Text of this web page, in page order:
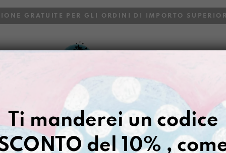
GRATUITE PER GLI ORDINI DI IMPORTO
Gazpacho
ETTA
€20,00
Ti manderei un codice
del 10% ,